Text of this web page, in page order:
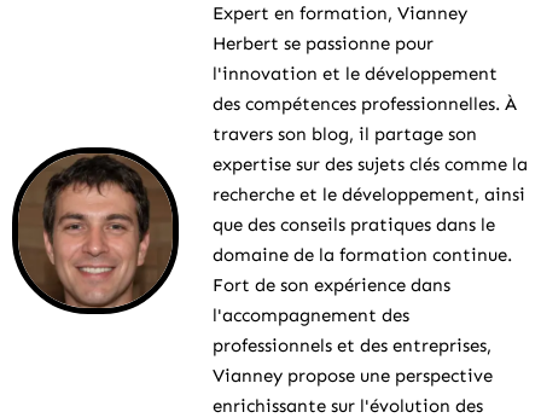
Expert en formation, Vianney
Herbert se passionne pour
l'innovation et le développement
des compétences professionnelles. À
travers son blog, il partage son
expertise sur des sujets clés comme la
recherche et le développement, ainsi
que des conseils pratiques dans le
domaine de la formation continue.
Fort de son expérience dans
l'accompagnement des
professionnels et des entreprises,
Vianney propose une perspective
enrichissante sur l'évolution des